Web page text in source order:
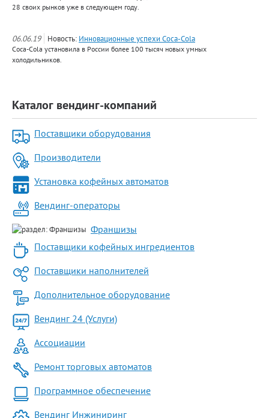
28 своих рынков уже в следующем году.
06.06.19 Новость: Инновационные успехи Coca-Cola
Coca-Cola установила в России более 100 тысяч новых умных
холодильников.
Каталог вендинг-компаний
Поставщики оборудования
Производители
Установка кофейных автоматов
Вендинг-операторы
Франшизы
Поставщики кофейных ингредиентов
Поставщики наполнителей
Дополнительное оборудование
Вендинг 24 (Услуги)
Ассоциации
Ремонт торговых автоматов
Программное обеспечение
Вендинг Инжиниринг